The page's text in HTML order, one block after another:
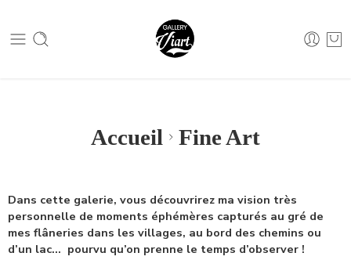
04 79 05 07 62
Accueil Fine Art
Dans cette galerie, vous découvrirez ma vision très
personnelle de moments éphémères capturés au gré de
mes flâneries dans les villages, au bord des chemins ou
d’un lac… pourvu qu’on prenne le temps d’observer !